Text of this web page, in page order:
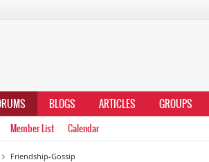
BLOGS ARTICLES GROUPS
Member List Calendar
Friendship-Gossip